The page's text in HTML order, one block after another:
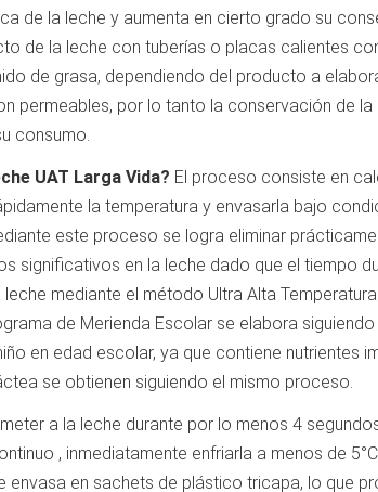
de la leche y aumenta en cierto grado su
de la leche con tuberías o placas calientes
de grasa, dependiendo del producto a
permeables, por lo tanto la conservación de
consumo.
UAT Larga Vida? El proceso consiste en
la temperatura y envasarla bajo
este proceso se logra eliminar
significativos en la leche dado que el tiempo
mediante el método Ultra Alta
de Merienda Escolar se elabora
en edad escolar, ya que contiene nutrientes
se obtienen siguiendo el mismo proceso.
a la leche durante por lo menos 4
, inmediatamente enfriarla a menos de
en sachets de plástico tricapa, lo que